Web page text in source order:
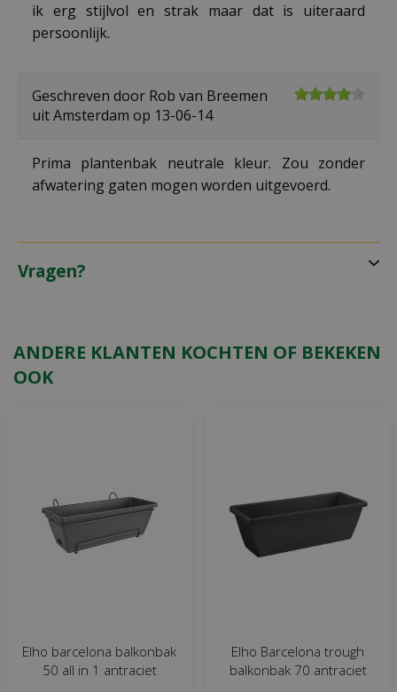
ik erg stijlvol en strak maar dat is uiteraard
persoonlijk.
Geschreven door Rob van Breemen
uit Amsterdam op 13-06-14
Prima plantenbak neutrale kleur. Zou zonder
afwatering gaten mogen worden uitgevoerd.
Vragen?
ANDERE KLANTEN KOCHTEN OF BEKEKEN
OOK
Elho barcelona balkonbak
50 all in 1 antraciet
Elho Barcelona trough
balkonbak 70 antraciet